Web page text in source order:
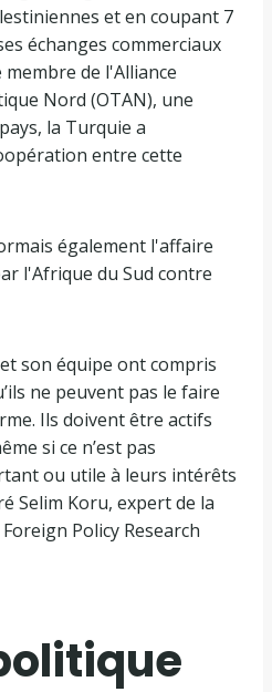
et en coupant 7
échanges commerciaux
de l'Alliance
Nord (OTAN), une
la Turquie a
entre cette
également l'affaire
l'Afrique du Sud contre
et son équipe ont compris
ne peuvent pas le faire
Ils doivent être actifs
si ce n’est pas
ou utile à leurs intérêts
Selim Koru, expert de la
Policy Research